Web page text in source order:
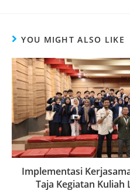
YOU MIGHT ALSO LIKE
Implementasi
Taja Kegiatan Kuliah